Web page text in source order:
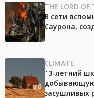
THE LORD OF
В сети
Саурона,
CLIMATE
13-летний
добывающую
засушливых